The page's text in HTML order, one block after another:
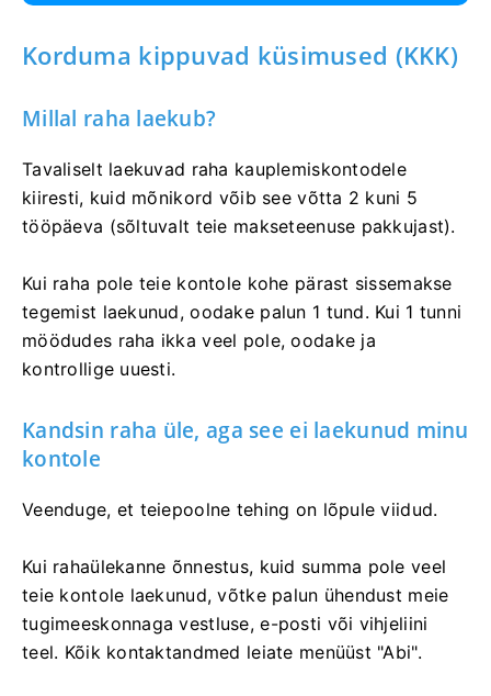
Korduma kippuvad küsimused (KKK)
Millal raha laekub?
Tavaliselt laekuvad raha kauplemiskontodele
kiiresti, kuid mõnikord võib see võtta 2 kuni 5
tööpäeva (sõltuvalt teie makseteenuse pakkujast).
Kui raha pole teie kontole kohe pärast sissemakse
tegemist laekunud, oodake palun 1 tund. Kui 1 tunni
möödudes raha ikka veel pole, oodake ja
kontrollige uuesti.
Kandsin raha üle, aga see ei laekunud minu
kontole
Veenduge, et teiepoolne tehing on lõpule viidud.
Kui rahaülekanne õnnestus, kuid summa pole veel
teie kontole laekunud, võtke palun ühendust meie
tugimeeskonnaga vestluse, e-posti või vihjeliini
teel. Kõik kontaktandmed leiate menüüst "Abi".